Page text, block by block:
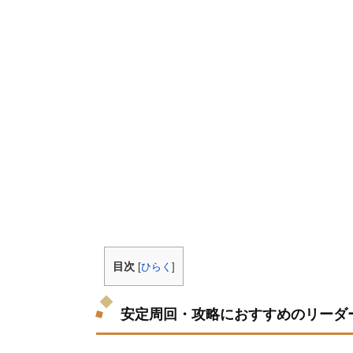
目次 [ひらく ]
安定周回・攻略におすすめのリーダ